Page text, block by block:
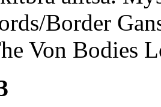
Border
Von Bodies